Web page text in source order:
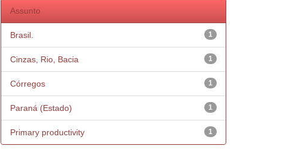
Assunto
1
Brasil.
1
Cinzas, Rio, Bacia
1
Córregos
1
Paraná (Estado)
1
Primary productivity